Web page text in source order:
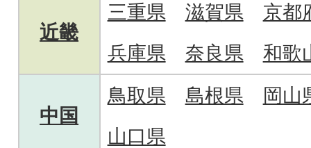
近畿
三重県 滋賀県
京都
兵庫県
奈良県 和歌
中国
鳥取県 島根県
岡山
山口県